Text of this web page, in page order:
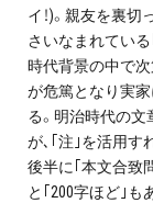
イ！)。親友を裏
さいなまれている
時代背景の中で次
が危篤となり実
る。明治時代の
が､｢注｣を活用す
後半に｢本文合致
と｢200字ほど｣も